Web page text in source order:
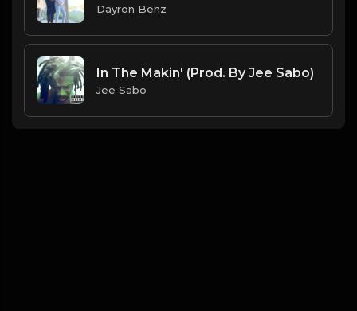
Dayron Benz
In The Makin' (Prod. By Jee Sabo)
Jee Sabo